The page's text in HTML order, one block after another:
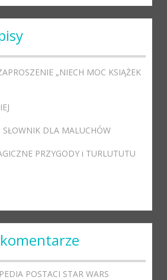
„NIECH MOC KSIĄŻEK
SŁOWNIK DLA MALUCHÓW
PRZYGODY i TURLUTUTU
POSTACI STAR WARS